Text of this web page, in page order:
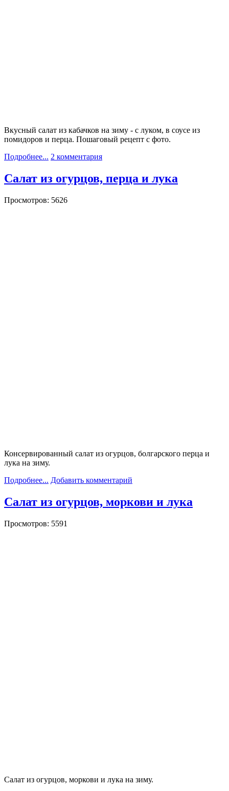
Вкусный салат из кабачков на зиму - с луком, в соусе из
помидоров и перца. Пошаговый рецепт с фото.
Подробнее... 2 комментария
Салат из огурцов, перца и лука
Просмотров: 5626
Консервированный салат из огурцов, болгарского перца и
лука на зиму.
Подробнее... Добавить комментарий
Салат из огурцов, моркови и лука
Просмотров: 5591
Салат из огурцов, моркови и лука на зиму.